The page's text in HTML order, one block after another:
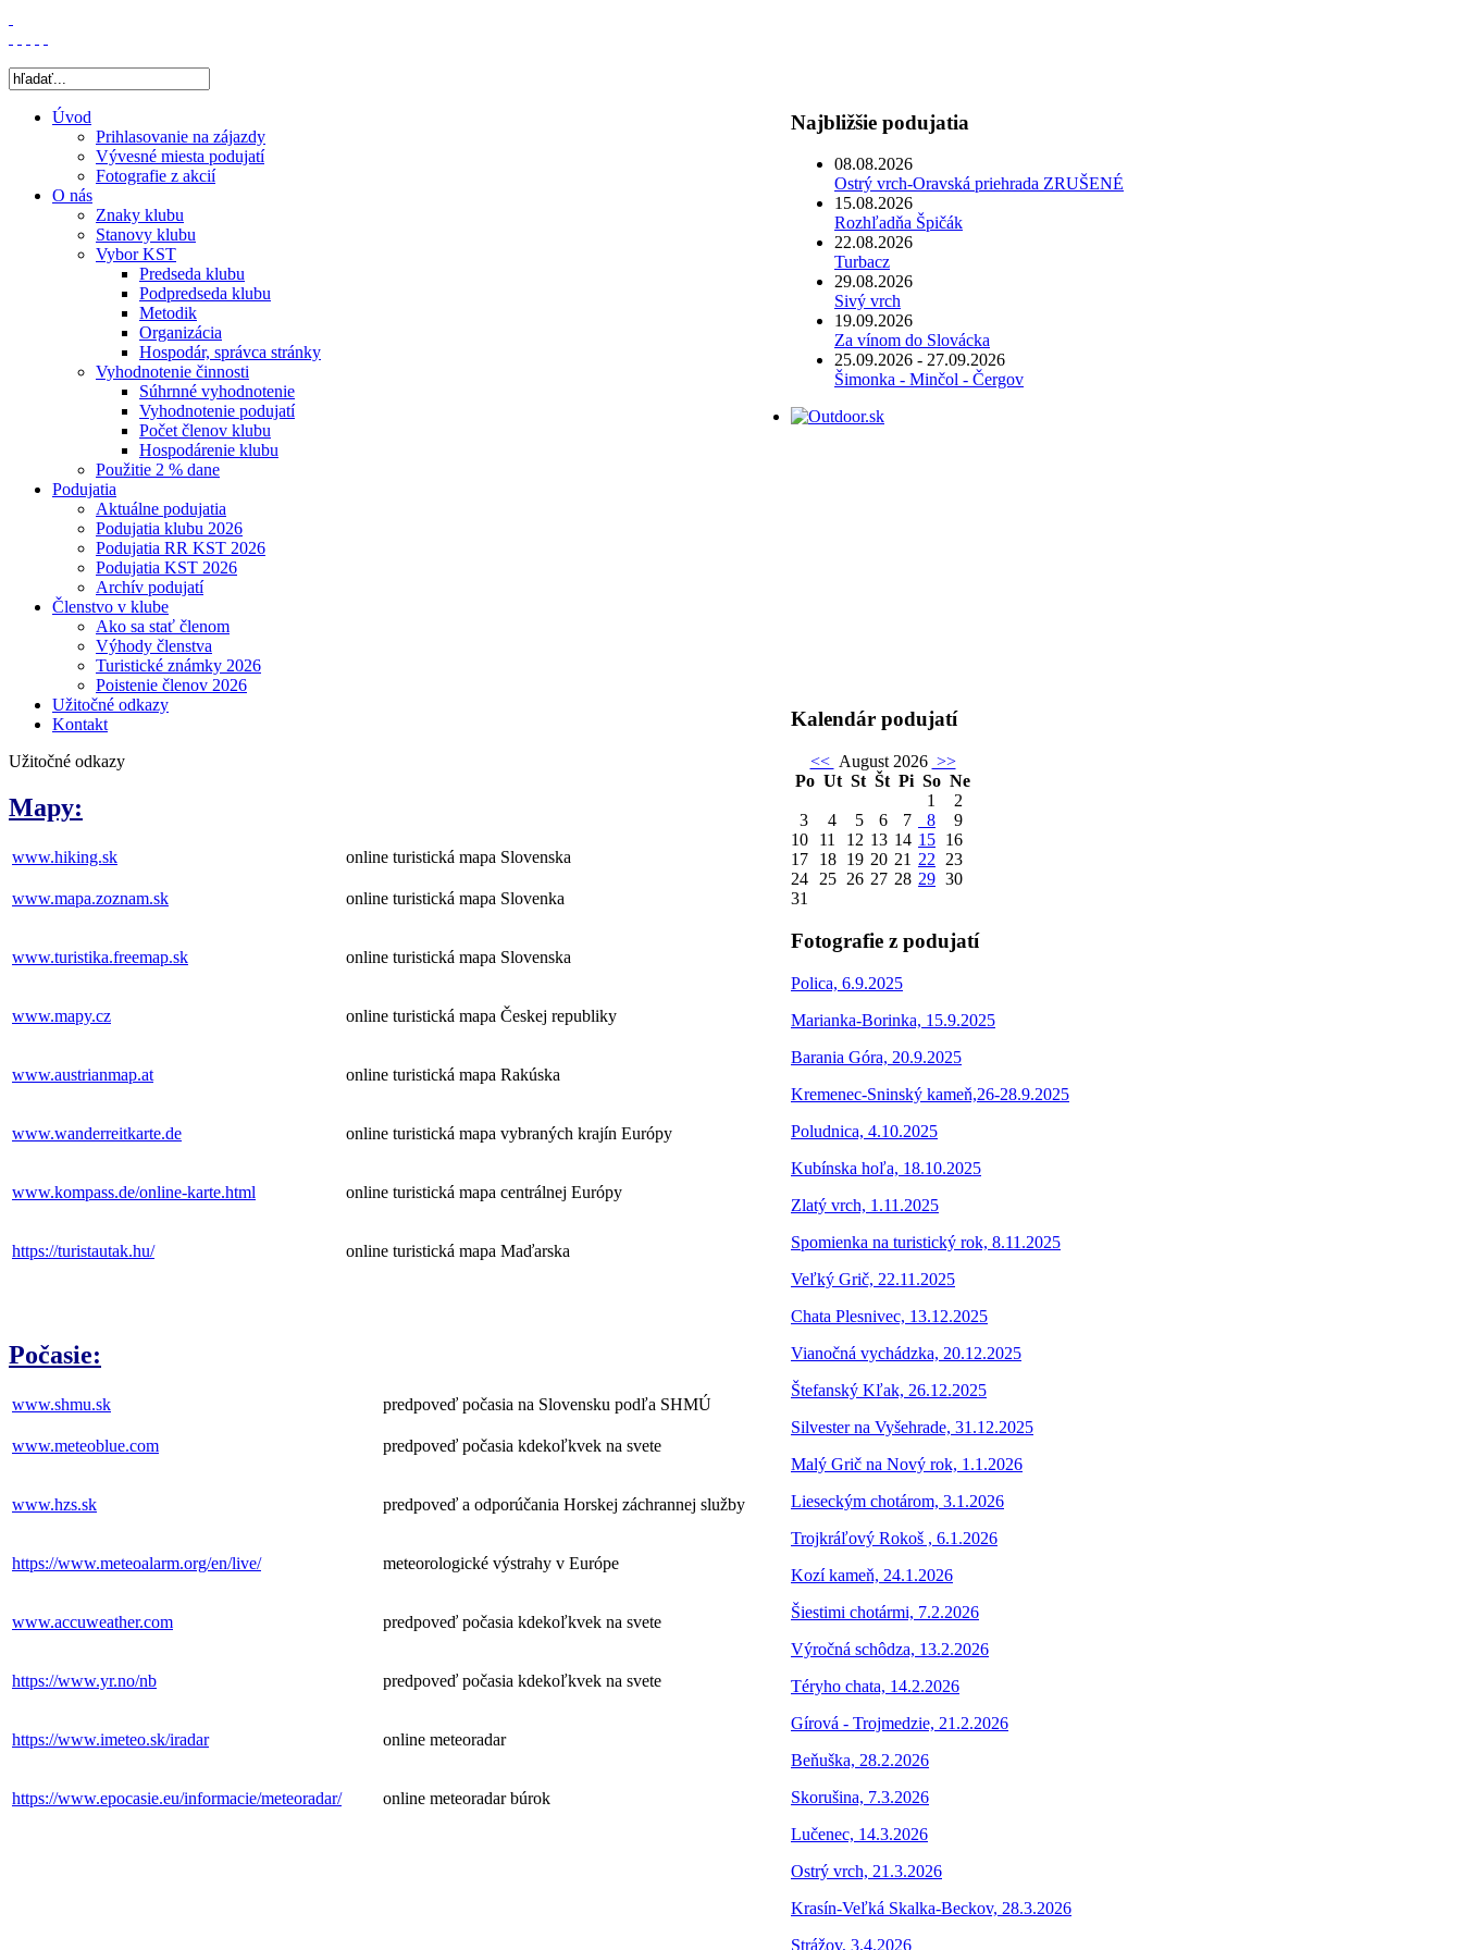
Úvod
Prihlasovanie na zájazdy
Vývesné miesta podujatí
Fotografie z akcií
O nás
Znaky klubu
Stanovy klubu
Vybor KST
Predseda klubu
Podpredseda klubu
Metodik
Organizácia
Hospodár, správca stránky
Vyhodnotenie činnosti
Súhrnné vyhodnotenie
Vyhodnotenie podujatí
Počet členov klubu
Hospodárenie klubu
Použitie 2 % dane
Podujatia
Aktuálne podujatia
Podujatia klubu 2026
Podujatia RR KST 2026
Podujatia KST 2026
Archív podujatí
Členstvo v klube
Ako sa stať členom
Výhody členstva
Turistické známky 2026
Poistenie členov 2026
Užitočné odkazy
Kontakt
Užitočné odkazy
Mapy:
www.hiking.sk online turistická mapa Slovenska
www.mapa.zoznam.sk online turistická mapa Slovenka
www.turistika.freemap.sk online turistická mapa Slovenska
www.mapy.cz online turistická mapa Českej republiky
www.austrianmap.at online turistická mapa Rakúska
www.wanderreitkarte.de online turistická mapa vybraných krajín Európy
www.kompass.de/online-karte.html online turistická mapa centrálnej Európy
https://turistautak.hu/ online turistická mapa Maďarska
Počasie:
www.shmu.sk predpoveď počasia na Slovensku podľa SHMÚ
www.meteoblue.com predpoveď počasia kdekoľkvek na svete
www.hzs.sk predpoveď a odporúčania Horskej záchrannej služby
https://www.meteoalarm.org/en/live/ meteorologické výstrahy v Európe
www.accuweather.com predpoveď počasia kdekoľkvek na svete
https://www.yr.no/nb predpoveď počasia kdekoľkvek na svete
https://www.imeteo.sk/iradar online meteoradar
https://www.epocasie.eu/informacie/meteoradar/ online meteoradar búrok
Najbližšie podujatia
08.08.2026
Ostrý vrch-Oravská priehrada ZRUŠENÉ
15.08.2026
Rozhľadňa Špičák
22.08.2026
Turbacz
29.08.2026
Sivý vrch
19.09.2026
Za vínom do Slovácka
25.09.2026 - 27.09.2026
Šimonka - Minčol - Čergov
Kalendár podujatí
<< August 2026 >>
Po Ut St Št Pi So Ne
1
2
3
4 5 6 7 8
9
10
11 12 13 14 15 16
17
18 19 20 21 22
23
24
25 26 27 28 29 30
31
Fotografie z podujatí
Polica, 6.9.2025
Marianka-Borinka, 15.9.2025
Barania Góra, 20.9.2025
Kremenec-Sninský kameň,26-28.9.2025
Poludnica, 4.10.2025
Kubínska hoľa, 18.10.2025
Zlatý vrch, 1.11.2025
Spomienka na turistický rok, 8.11.2025
Veľký Grič, 22.11.2025
Chata Plesnivec, 13.12.2025
Vianočná vychádzka, 20.12.2025
Štefanský Kľak, 26.12.2025
Silvester na Vyšehrade, 31.12.2025
Malý Grič na Nový rok, 1.1.2026
Lieseckým chotárom, 3.1.2026
Trojkráľový Rokoš , 6.1.2026
Kozí kameň, 24.1.2026
Šiestimi chotármi, 7.2.2026
Výročná schôdza, 13.2.2026
Téryho chata, 14.2.2026
Gírová - Trojmedzie, 21.2.2026
Beňuška, 28.2.2026
Skorušina, 7.3.2026
Lučenec, 14.3.2026
Ostrý vrch, 21.3.2026
Krasín-Veľká Skalka-Beckov, 28.3.2026
Strážov, 3.4.2026